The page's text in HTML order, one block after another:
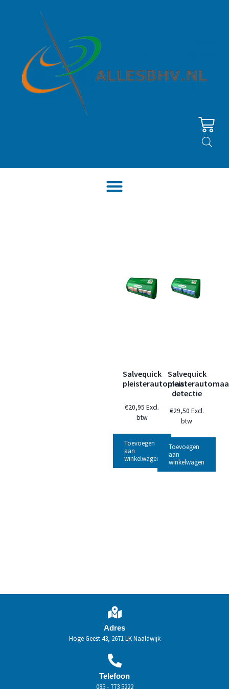
Salvequick
pleisterautomaat
€20,95 Excl.
btw
Toevoegen
aan
winkelwagen
Salvequick
detectie
€29,50 Excl.
btw
Toevoegen
aan
winkelwagen
Adres
Hoge Geest 43, 2671 LK Naaldwijk
Telefoon
085 - 773 5222